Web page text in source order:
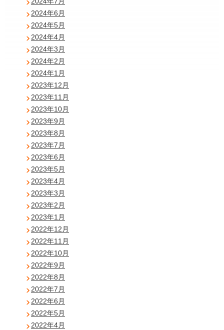
2024年6月
2024年5月
2024年4月
2024年3月
2024年2月
2024年1月
2023年12月
2023年11月
2023年10月
2023年9月
2023年8月
2023年7月
2023年6月
2023年5月
2023年4月
2023年3月
2023年2月
2023年1月
2022年12月
2022年11月
2022年10月
2022年9月
2022年8月
2022年7月
2022年6月
2022年5月
2022年4月